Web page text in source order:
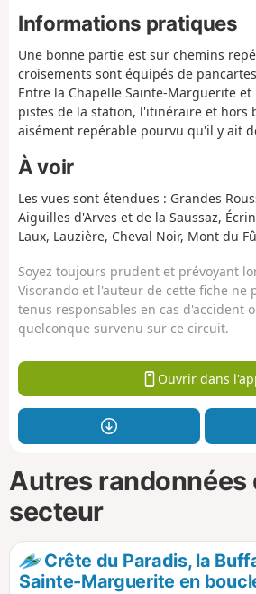
Informations pratiques
Une bonne partie est sur chemins
croisements sont équipés de
Entre la Chapelle Sainte-Marguerite
pistes de la station, l'itinéraire et hors
aisément repérable pourvu qu'il y ait
À voir
Les vues sont étendues : Grandes
Aiguilles d'Arves et de la Saussaz,
Laux, Lauzière, Cheval Noir, Mont du
Soyez toujours prudent et prévoyant
Visorando et l'auteur de cette fiche ne
tenus responsables en cas d'accident
quelconque survenu sur ce circuit.
Ouvrir dans
Autres randonnées
secteur
Crête du Paradis, la
Sainte-Marguerite en